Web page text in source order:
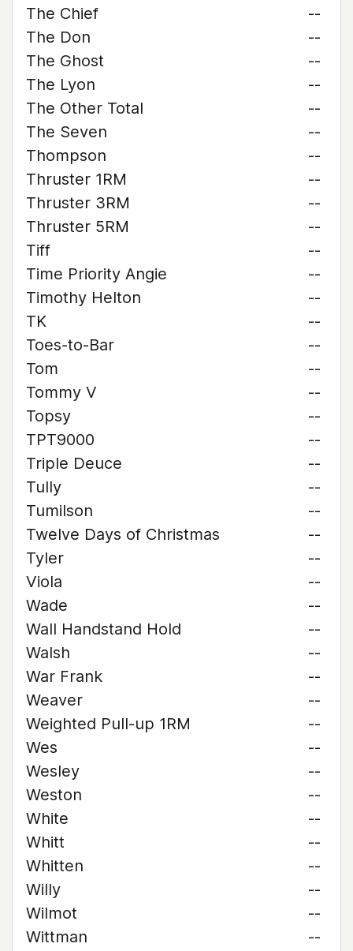
The Chief
--
The Don
--
The Ghost
--
The Lyon
--
The Other Total
--
The Seven
--
Thompson
--
Thruster 1RM
--
Thruster 3RM
--
Thruster 5RM
--
Tiff
--
Time Priority Angie
--
Timothy Helton
--
TK
--
Toes-to-Bar
--
Tom
--
Tommy V
--
Topsy
--
TPT9000
--
Triple Deuce
--
Tully
--
Tumilson
--
Twelve Days of Christmas
--
Tyler
--
Viola
--
Wade
--
Wall Handstand Hold
--
Walsh
--
War Frank
--
Weaver
--
Weighted Pull-up 1RM
--
Wes
--
Wesley
--
Weston
--
White
--
Whitt
--
Whitten
--
Willy
--
Wilmot
--
Wittman
--